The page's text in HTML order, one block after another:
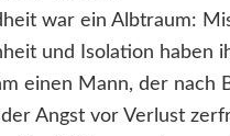
war ein Albtraum:
und Isolation haben
einen Mann, der nach
Angst vor Verlust